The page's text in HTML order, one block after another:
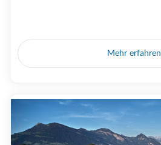
Mehr erfahren